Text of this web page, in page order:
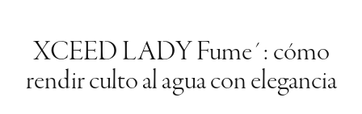
XCEED LADY Fume´: cómo
rendir culto al agua con elegancia